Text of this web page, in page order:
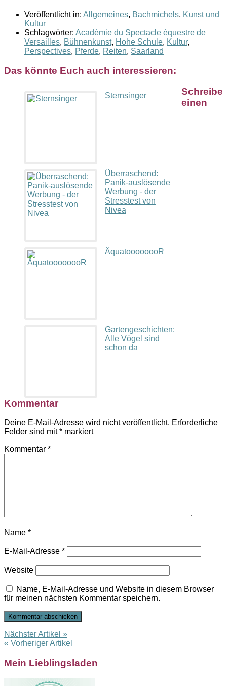
Veröffentlicht in: Allgemeines, Bachmichels, Kunst und
Kultur
Schlagwörter: Académie du Spectacle équestre de
Versailles, Bühnenkunst, Hohe Schule, Kultur,
Perspectives, Pferde, Reiten, Saarland
Das könnte Euch auch interessieren:
Sternsinger
Überraschend:
Panik-auslösende
Werbung - der
Stresstest von
Nivea
ÄquatoooooooR
Gartengeschichten:
Alle Vögel sind
schon da
Schreibe
einen
Kommentar
Deine E-Mail-Adresse wird nicht veröffentlicht. Erforderliche
Felder sind mit* markiert
Kommentar *
Name *
E-Mail-Adresse *
Website
Name, E-Mail-Adresse und Website in diesem Browser
für meinen nächsten Kommentar speichern.
Nächster Artikel »
« Vorheriger Artikel
Mein Lieblingsladen